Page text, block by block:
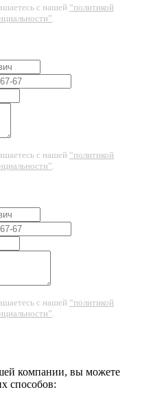
с нашей “политикой
с нашей “политикой
с нашей “политикой
компании, вы можете
способов: